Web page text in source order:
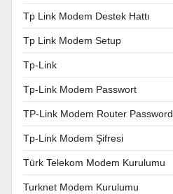
Tp Link Modem Destek Hattı
Tp Link Modem Setup
Tp-Link
Tp-Link Modem Passwort
TP-Link Modem Router Password
Tp-Link Modem Şifresi
Türk Telekom Modem Kurulumu
Turknet Modem Kurulumu